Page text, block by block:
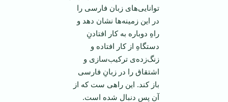
توانایی‌های زبان فارسی را
در این زمینه‌ها نشان دهد و
راهِ دوباره به كار افتادنِ
دستگاهِ از كار افتاده و
زنگ‌زده‌ی تركیب‌سازی و
اشتقاق را در زبانِ فارسی
باز كند. این راهی ست كه از
آن پس دنبال شده است.